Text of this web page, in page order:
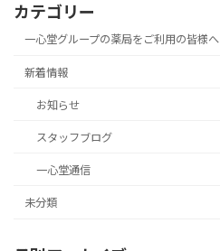
カテゴリー
一心堂グループの薬局をご利用の皆様へ
新着情報
お知らせ
スタッフブログ
一心堂通信
未分類